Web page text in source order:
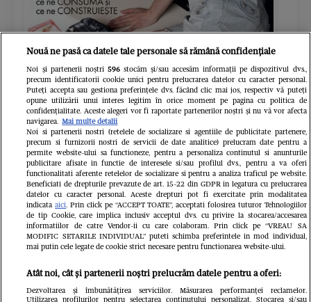
39.99 RON
Cumpără acum
Urmărește-ne peGoogle News
Libertatea.ro
Nouă ne pasă ca datele tale personale să rămână confidențiale
Noi și partenerii noștri 596stocăm și/sau accesăm informații pe dispozitivul dvs.,
precum identificatorii cookie unici pentru prelucrarea datelor cu caracter personal.
Puteți accepta sau gestiona preferințele dvs. făcând clic mai jos, respectiv vă puteți
opune utilizării unui interes legitim în orice moment pe pagina cu politica de
confidențialitate. Aceste alegeri vor fi raportate partenerilor noștri și nu vă vor afecta
navigarea. Mai multe detalii
Noi si partenerii nostri (retelele de socializare si agentiile de publicitate partenere,
precum si furnizorii nostri de servicii de date analitice) prelucram date pentru a
permite website-ului sa functioneze, pentru a personaliza continutul si anunturile
publicitare afisate in functie de interesele si/sau profilul dvs., pentru a va oferi
functionalitati aferente retelelor de socializare si pentru a analiza traficul pe website.
Beneficiati de drepturile prevazute de art. 15-22 din GDPR in legatura cu prelucrarea
datelor cu caracter personal. Aceste drepturi pot fi exercitate prin modalitatea
indicataaici. Prin click pe “ACCEPT TOATE”, acceptati folosirea tuturor Tehnologiilor
de tip Cookie, care implica inclusiv acceptul dvs. cu privire la stocarea/accesarea
informatiilor de catre Vendor-ii cu care colaboram. Prin click pe “VREAU SA
MODIFIC SETARILE INDIVIDUAL” puteti schimba preferintele in mod individual,
mai putin cele legate de cookie strict necesare pentru functionarea website-ului.
Atât noi, cât și partenerii noștri prelucrăm datele pentru a oferi:
Dezvoltarea și îmbunătățirea serviciilor. Măsurarea performanței reclamelor.
Utilizarea profilurilor pentru selectarea conținutului personalizat. Stocarea și/sau